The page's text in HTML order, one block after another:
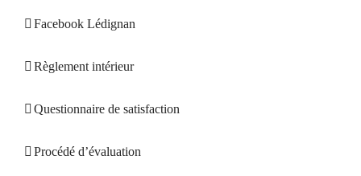
Facebook Lédignan
Règlement intérieur
Questionnaire de satisfaction
Procédé d’évaluation